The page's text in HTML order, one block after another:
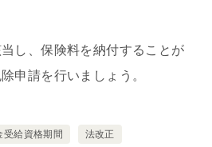
し、保険料を納付することが
申請を行いましょう。
受給資格期間 法改正